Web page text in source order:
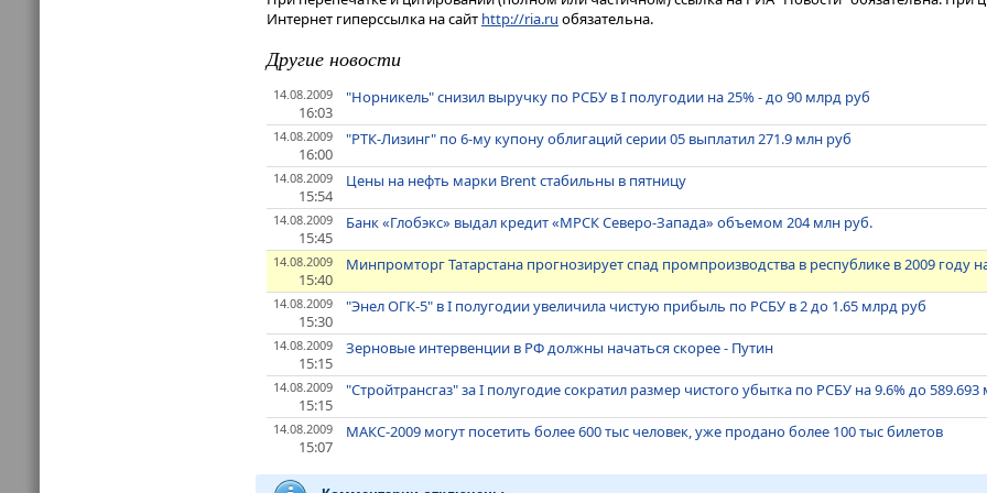
Интернет гиперссылка на сайт http://ria.ru обязательна.
Другие новости
14.08.2009
16:03
"Норникель" снизил выручку по РСБУ в I полугодии на 25% - до 90 млрд руб
14.08.2009
16:00
"РТК-Лизинг" по 6-му купону облигаций серии 05 выплатил 271.9 млн руб
14.08.2009
15:54
Цены на нефть марки Brent стабильны в пятницу
14.08.2009
15:45
Банк «Глобэкс» выдал кредит «МРСК Северо-Запада» объемом 204 млн руб.
14.08.2009
15:40
Минпромторг Татарстана прогнозирует спад промпроизводства в республике в 2009 году
14.08.2009
15:30
"Энел ОГК-5" в I полугодии увеличила чистую прибыль по РСБУ в 2 до 1.65 млрд руб
14.08.2009
15:15
Зерновые интервенции в РФ должны начаться скорее - Путин
14.08.2009
15:15
"Стройтрансгаз" за I полугодие сократил размер чистого убытка по РСБУ на 9.6% до 589.693
14.08.2009
15:07
МАКС-2009 могут посетить более 600 тыс человек, уже продано более 100 тыс билетов